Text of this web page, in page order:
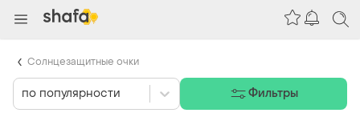
по популярности Фильтры
Солнцезащитные очки